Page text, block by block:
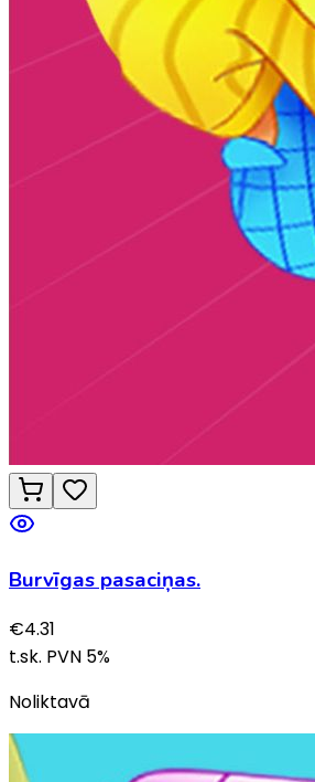
Burvīgas pasaciņas.
€4.31
t.sk. PVN 5%
Noliktavā